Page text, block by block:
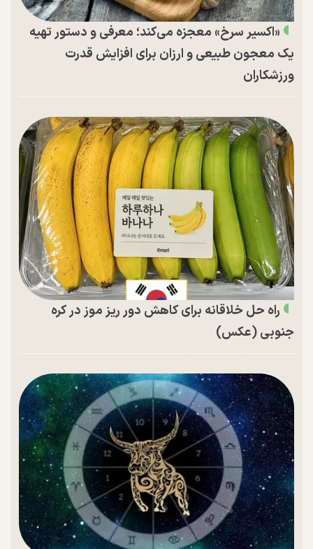
«اکسیر سرخ» معجزه می‌کند؛ معرفی و دستور تهیه
یک معجون طبیعی و ارزان برای افزایش قدرت
ورزشکاران
راه حل خلاقانه برای کاهش دور ریز موز در کره
جنوبی (عکس)